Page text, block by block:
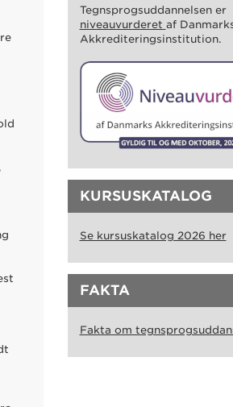
Tegnsprogsuddannelsen er
niveauvurderet af
Akkrediteringsinstitution.
KURSUSKATALOG
Se kursuskatalog 2026 her
FAKTA
Fakta om